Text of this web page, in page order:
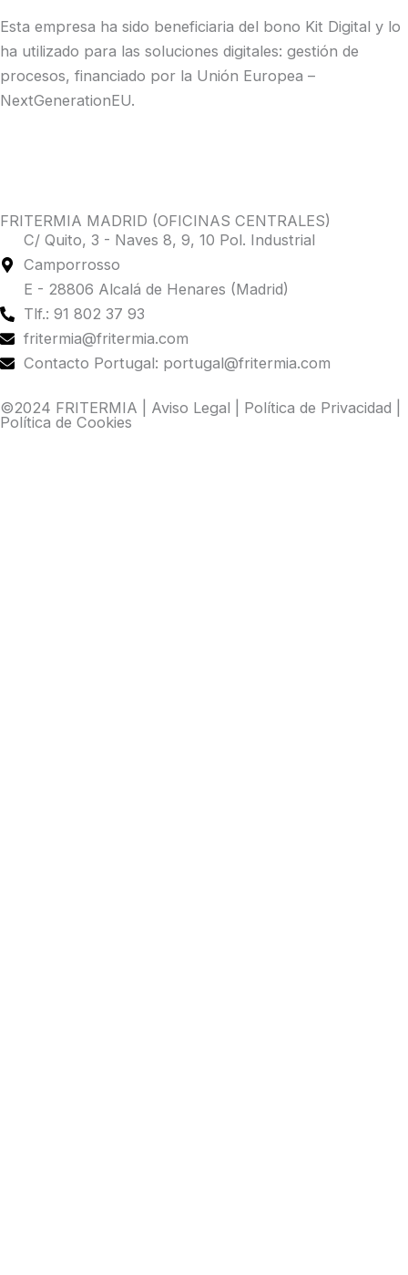
Esta empresa ha sido beneficiaria del bono Kit Digital y lo
ha utilizado para las soluciones digitales: gestión de
procesos, financiado por la Unión Europea –
NextGenerationEU.
FRITERMIA MADRID (OFICINAS CENTRALES)
C/ Quito, 3 - Naves 8, 9, 10 Pol. Industrial
Camporrosso
E - 28806 Alcalá de Henares (Madrid)
Tlf.: 91 802 37 93
fritermia@fritermia.com
Contacto Portugal: portugal@fritermia.com
©2024 FRITERMIA | Aviso Legal Política de Privacidad
Política de Cookies